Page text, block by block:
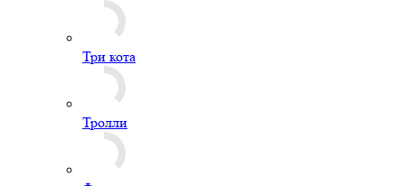
Три кота
Тролли